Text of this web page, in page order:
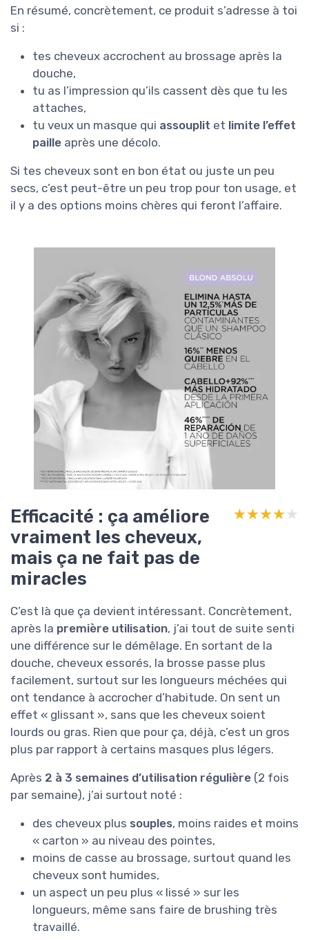
En résumé, concrètement, ce produit s’adresse à toi
si :
tes cheveux accrochent au brossage après la
douche,
tu as l’impression qu’ils cassent dès que tu les
attaches,
tu veux un masque qui assouplit et limite l’effet
paille après une décolo.
Si tes cheveux sont en bon état ou juste un peu
secs, c’est peut-être un peu trop pour ton usage, et
il y a des options moins chères qui feront l’affaire.
Efficacité : ça améliore
vraiment les cheveux,
mais ça ne fait pas de
miracles
★★★★★
★★★★★
C’est là que ça devient intéressant. Concrètement,
après la première utilisation, j’ai tout de suite senti
une différence sur le démêlage. En sortant de la
douche, cheveux essorés, la brosse passe plus
facilement, surtout sur les longueurs méchées qui
ont tendance à accrocher d’habitude. On sent un
effet « glissant », sans que les cheveux soient
lourds ou gras. Rien que pour ça, déjà, c’est un gros
plus par rapport à certains masques plus légers.
Après 2 à 3 semaines d’utilisation régulière (2 fois
par semaine), j’ai surtout noté :
des cheveux plus souples, moins raides et moins
« carton » au niveau des pointes,
moins de casse au brossage, surtout quand les
cheveux sont humides,
un aspect un peu plus « lissé » sur les
longueurs, même sans faire de brushing très
travaillé.